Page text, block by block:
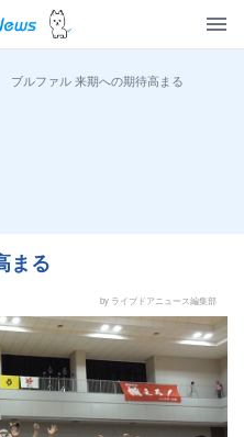
ブルファル 来期への期待高まる
まる
by ライブドアニュース編集部